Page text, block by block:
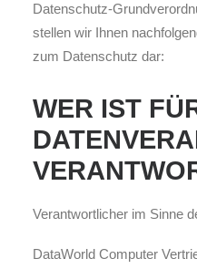
Datenschutz-
stellen wir Ihnen
zum Datenschutz dar:
WER IST
Verantwortlicher im Sinne
DataWorld Computer